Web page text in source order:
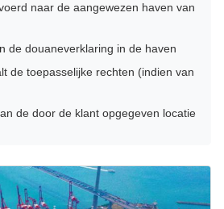
naar de aangewezen haven van
de douaneverklaring in de haven
de toepasselijke rechten (indien van
de door de klant opgegeven locatie